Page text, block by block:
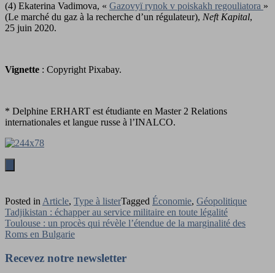
(4) Ekaterina Vadimova, « Gazovyï rynok v poiskakh regouliatora »
(Le marché du gaz à la recherche d’un régulateur), Neft Kapital,
25 juin 2020.
Vignette : Copyright Pixabay.
* Delphine ERHART est étudiante en Master 2 Relations
internationales et langue russe à l’INALCO.
Posted in Article, Type à listerTagged Économie, Géopolitique
Navigation
de
Tadjikistan : échapper au service militaire en toute légalité
Toulouse : un procès qui révèle l’étendue de la marginalité des
Roms en Bulgarie
Recevez notre newsletter